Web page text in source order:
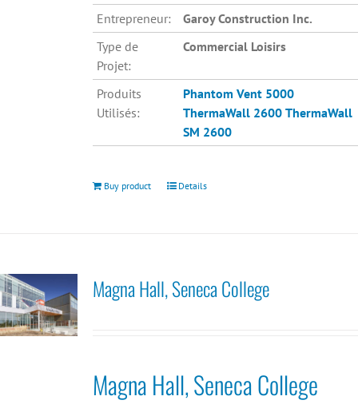
Entrepreneur:
Garoy Construction Inc.
Type de
Projet:
Commercial Loisirs
Produits
Utilisés:
Phantom Vent 5000
ThermaWall 2600 ThermaWall
SM 2600
Buy product Details
Magna Hall, Seneca College
Magna Hall, Seneca College